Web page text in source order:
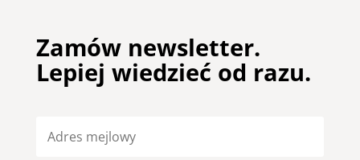
Zamów newsletter.
Lepiej wiedzieć od razu.